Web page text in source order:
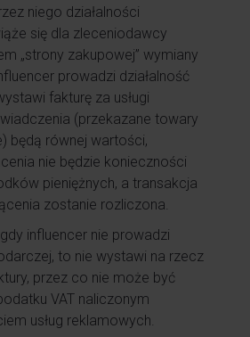
niego działalności
się dla zleceniodawcy
„strony zakupowej” wymiany
prowadzi działalność
fakturę za usługi
(przekazane towary
będą równej wartości,
nie będzie konieczności
pieniężnych, a transakcja
zostanie rozliczona.
influencer nie prowadzi
to nie wystawi na rzecz
przez co nie może być
VAT naliczonym
usług reklamowych.